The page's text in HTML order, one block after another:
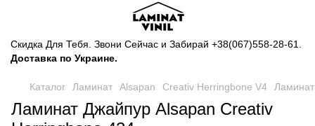
Скидка Для Тебя. Звони Сейчас и Забирай +38(067)558-28-61
Доставка по Украине.
Каталог Ламинат Alsapan Creativ Herringbone V4
Ламинат Джайпур Alsapan Creativ